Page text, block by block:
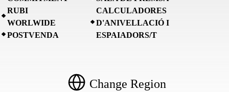
RUBI
WORLWIDE
POSTVENDA
CALCULADORES
D'ANIVELLACIÓ I
ESPAIADORS/T
Change Region